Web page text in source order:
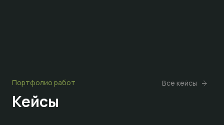
Портфолио работ
Кейсы
Все кейсы